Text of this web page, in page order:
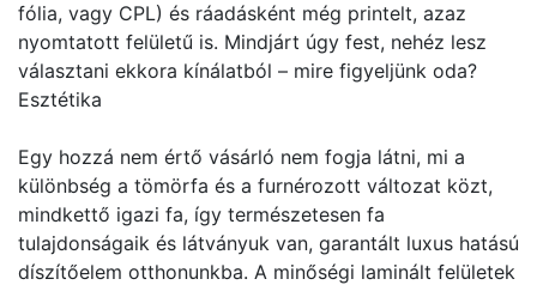
fólia, vagy CPL) és ráadásként még printelt, azaz
nyomtatott felületű is. Mindjárt úgy fest, nehéz lesz
választani ekkora kínálatból – mire figyeljünk oda?
Esztétika
Egy hozzá nem értő vásárló nem fogja látni, mi a
különbség a tömörfa és a furnérozott változat közt,
mindkettő igazi fa, így természetesen fa
tulajdonságaik és látványuk van, garantált luxus hatású
díszítőelem otthonunkba. A minőségi laminált felületek